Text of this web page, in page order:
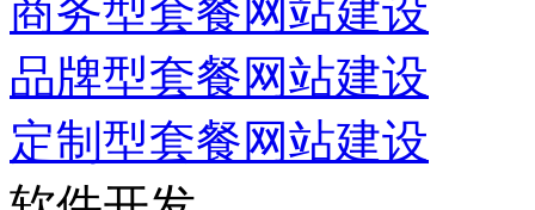
商务型套餐网站建设
品牌型套餐网站建设
定制型套餐网站建设